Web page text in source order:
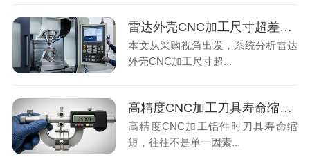
雷达外壳CNC加工尺寸超差原因CNC加工厂家如何保证控制要点
本文从采购视角出发，系统分析雷达
外壳CNC加工尺寸超...
高精度CNC加工刀具寿命缩短原因CNC加工厂家如何保证控制要点
高精度CNC加工铝件时刀具寿命缩
短，往往不是单一因素...